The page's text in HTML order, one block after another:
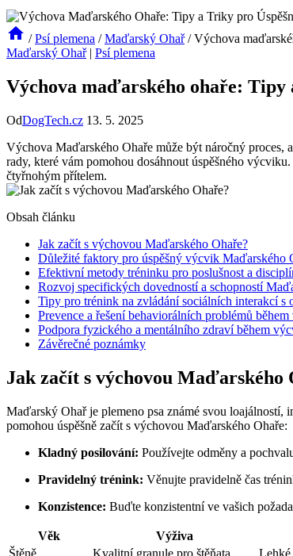
/ Psí plemena / Maďarský Ohař / Výchova
Maďarský Ohař| Psí plemena
Výchova maďarského ohaře:
OdDogTech.cz 13. 5. 2025
Výchova Maďarského Ohaře může být náročný proces,
rady, které vám pomohou dosáhnout úspěšného
čtyřnohým přítelem.
Obsah článku
Jak začít s výchovou Maďarského Ohaře?
Důležité faktory pro úspěšný výcvik Maďarského
Efektivní metody tréninku pro poslušnost a
Rozvoj specifických dovedností a schopností
Tipy pro trénink na zvládání sociálních interakcí s
Prevence a řešení behaviorálních problémů
Podpora fyzického a mentálního zdraví během
Závěrečné poznámky
Jak začít s výchovou Maďarského
Maďarský Ohař je plemeno psa známé svou
pomohou úspěšně začít s výchovou Maďarského Ohaře:
Kladný posilování: Používejte odměny a
Pravidelný trénink: Věnujte pravidelně čas
Konzistence: Buďte konzistentní ve vašich
Věk Výživa
Štěně
Kvalitní granule pro štěňata
Lehké